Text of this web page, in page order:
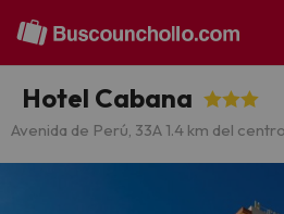
Hotel Cabana
Avenida de Perú, 33A 1.4 km del